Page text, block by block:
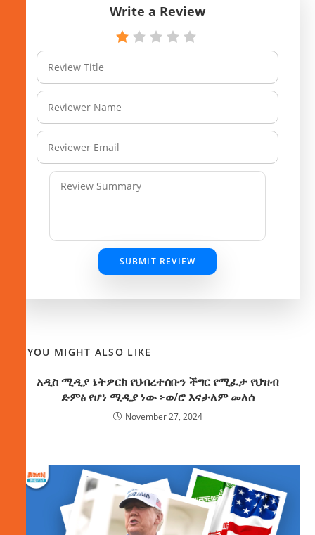
Write a Review
SUBMIT REVIEW
YOU MIGHT ALSO LIKE
አዲስ ሚዲያ ኔትዎርክ የህብረተሰቡን ችግር የሚፈታ የህዝብ
ድምፅ የሆነ ሚዲያ ነው ፦ወ/ሮ እናታለም መለሰ
November 27, 2024